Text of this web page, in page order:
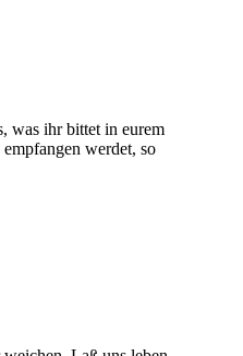
was ihr bittet in eurem
werdet, so